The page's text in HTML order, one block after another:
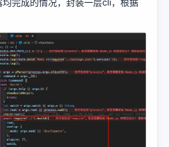
完成的情况，封装一层cli，根据